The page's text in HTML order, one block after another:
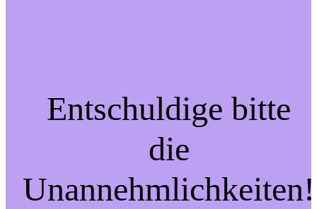
Entschuldige bitte
die
Unannehmlichkeiten!